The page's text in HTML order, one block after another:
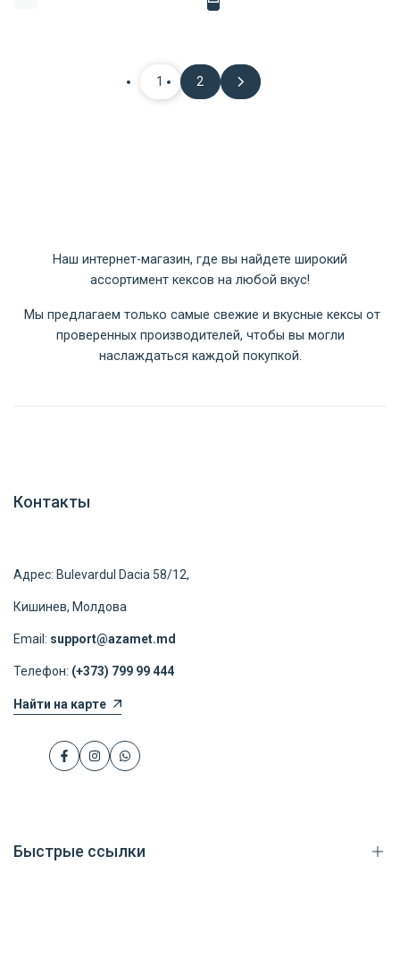
1 2
Наш интернет-магазин, где вы найдете широкий
ассортимент кексов на любой вкус!
Мы предлагаем только самые свежие и вкусные кексы от
проверенных производителей, чтобы вы могли
наслаждаться каждой покупкой.
Контакты
Адрес: Bulevardul Dacia 58/12,
Кишинев, Молдова
Email: support@azamet.md
Телефон: (+373) 799 99 444
Найти на карте
FacebookInstagramWhatsApp
Быстрые ссылки